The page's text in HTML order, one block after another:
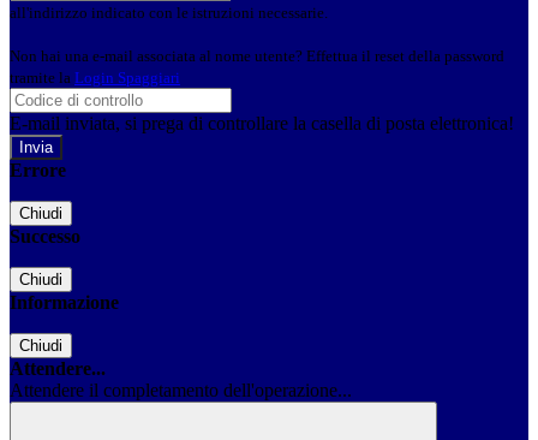
all'indirizzo indicato con le istruzioni necessarie.
Non hai una e-mail associata al nome utente? Effettua il reset della password
tramite la Login Spaggiari
E-mail inviata, si prega di controllare la casella di posta elettronica!
Errore
Chiudi
Successo
Chiudi
Informazione
Chiudi
Attendere...
Attendere il completamento dell'operazione...